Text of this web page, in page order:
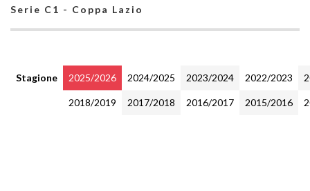
Serie C1 - Coppa Lazio
Stagione 2025/2026 2024/2025 2023/2024 2022/2023
2018/2019 2017/2018 2016/2017 2015/2016